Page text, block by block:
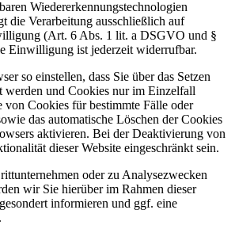
Wiedererkennungstechnologien
die Verarbeitung ausschließlich auf
(Art. 6 Abs. 1 lit. a DSGVO und §
Einwilligung ist jederzeit widerrufbar.
so einstellen, dass Sie über das Setzen
und Cookies nur im Einzelfall
von Cookies für bestimmte Fälle oder
das automatische Löschen der Cookies
aktivieren. Bei der Deaktivierung von
dieser Website eingeschränkt sein.
oder zu Analysezwecken
wir Sie hierüber im Rahmen dieser
informieren und ggf. eine